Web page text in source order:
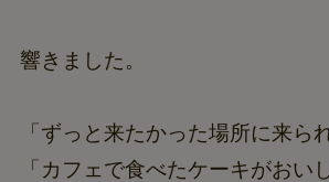
響きました。
「ずっと来たかった場所に来ら
「カフェで食べたケーキがおい